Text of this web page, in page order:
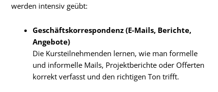
werden intensiv geübt:
Geschäftskorrespondenz (E-Mails, Berichte,
Angebote)
Die Kursteilnehmenden lernen, wie man formelle
und informelle Mails, Projektberichte oder Offerten
korrekt verfasst und den richtigen Ton trifft.